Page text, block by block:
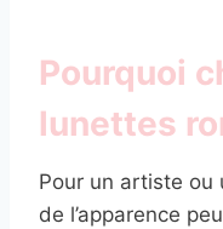
Pourquoi
lunettes
Pour un artiste ou
de l’apparence